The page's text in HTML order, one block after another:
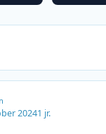
20241 jr.